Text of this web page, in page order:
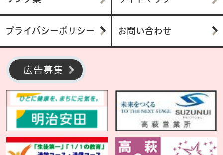
プライバシーポリシー お問い合わせ
広告募集